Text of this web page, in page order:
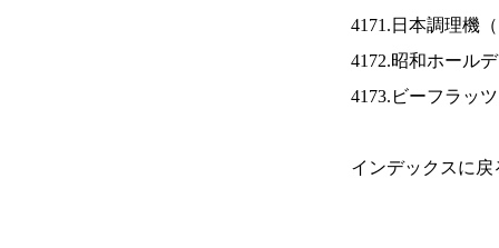
4171.日本調理機（
4172.昭和ホール
4173.ビーフラッ
インデックスに戻